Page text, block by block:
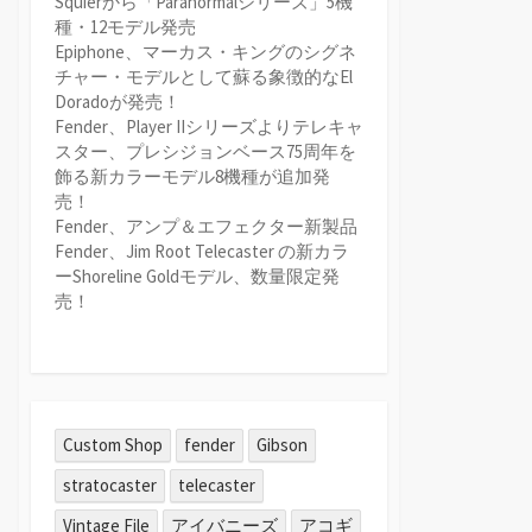
種・12モデル発売
Epiphone、マーカス・キングのシグネ
チャー・モデルとして蘇る象徴的なEl
Doradoが発売！
Fender、Player IIシリーズよりテレキャ
スター、プレシジョンベース75周年を
飾る新カラーモデル8機種が追加発
売！
Fender、アンプ＆エフェクター新製品
Fender、Jim Root Telecaster の新カラ
ーShoreline Goldモデル、数量限定発
売！
Custom Shop fender
Gibson
stratocaster
telecaster
Vintage File
アイバニーズ アコギ